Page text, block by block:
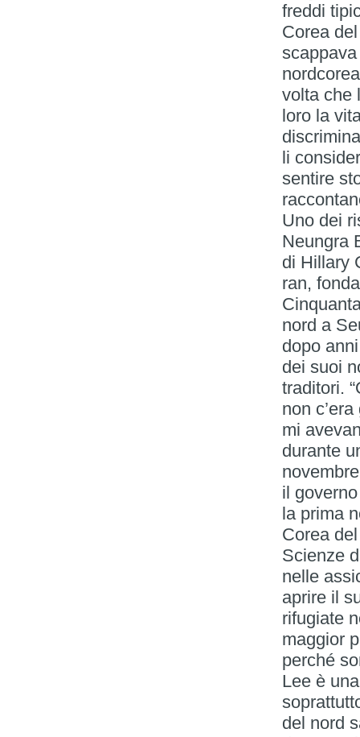
freddi
Corea
volta che
loro la
li
sentire
Uno dei
Neungra
di Hillary
ran,
nord a
dopo
dei suoi
traditori.
non
mi
durante
il
la prima
Corea
Scienze
nelle
aprire il
rifugiate
maggior
perché
Lee è
del nord